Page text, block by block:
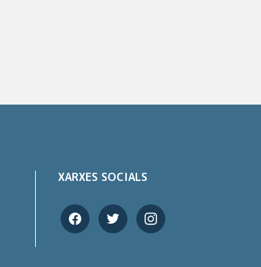
XARXES SOCIALS
facebooktwitter instagram